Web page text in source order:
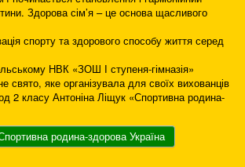
Здорова сім’я – це основа щасливого
спорту та здорового способу життя серед
НВК «ЗОШ І ступеня-гімназія»
свято, яке організувала для своїх вихованців
2 класу Антоніна Ліщук «Спортивна родина-
родина-здорова Україна